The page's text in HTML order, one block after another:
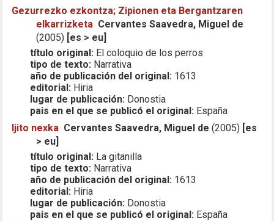
Gezurrezko ezkontza; Zipionen eta Bergantzaren
elkarrizketa Cervantes Saavedra, Miguel de
(2005) [es > eu]
título original: El coloquio de los perros
tipo de texto: Narrativa
año de publicación del original: 1613
editorial: Hiria
lugar de publicación: Donostia
pais en el que se publicó el original: España
Ijito nexka Cervantes Saavedra, Miguel de (2005) [es
> eu]
título original: La gitanilla
tipo de texto: Narrativa
año de publicación del original: 1613
editorial: Hiria
lugar de publicación: Donostia
pais en el que se publicó el original: España